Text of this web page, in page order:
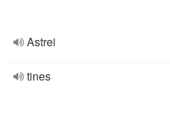
Astrei
tines